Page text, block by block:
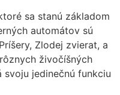
sa stanú základom
automátov sú
Zlodej zvierat, a
živočíšných
svoju jedinečnú funkciu